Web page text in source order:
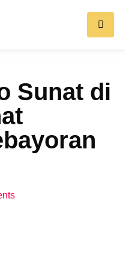
Sunat di